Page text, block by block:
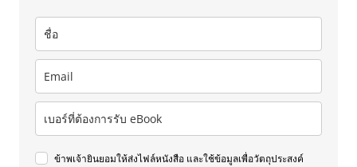
ข้าพเจ้ายินยอมให้ส่งไฟล์หนังสือ และใช้ข้อมูลเพื่อวัตถุประสงค์